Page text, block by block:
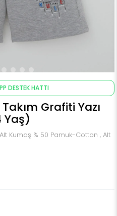
DESTEK HATTI
Grafiti Yazı
Yaş)
Kumaş % 50 Pamuk-Cotton , Alt